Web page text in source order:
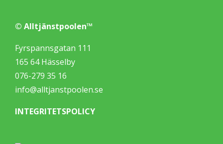
© Alltjänstpoolen™
Fyrspannsgatan 111
165 64 Hässelby
076-279 35 16
info@alltjanstpoolen.se
INTEGRITETSPOLICY